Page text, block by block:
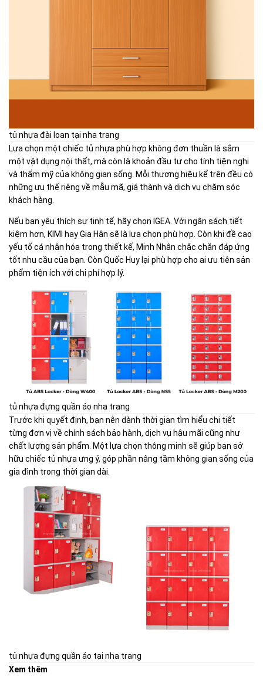
tủ nhựa đài loan tại nha trang
Lựa chọn một chiếc tủ nhựa phù hợp không đơn thuần là sắm
một vật dụng nội thất, mà còn là khoản đầu tư cho tính tiện nghi
và thẩm mỹ của không gian sống. Mỗi thương hiệu kể trên đều có
những ưu thế riêng về mẫu mã, giá thành và dịch vụ chăm sóc
khách hàng.
Nếu bạn yêu thích sự tinh tế, hãy chọn IGEA. Với ngân sách tiết
kiệm hơn, KIMI hay Gia Hân sẽ là lựa chọn phù hợp. Còn khi đề cao
yếu tố cá nhân hóa trong thiết kế, Minh Nhân chắc chắn đáp ứng
tốt nhu cầu của bạn. Còn Quốc Huy lại phù hợp cho ai ưu tiên sản
phẩm tiện ích với chi phí hợp lý.
tủ nhựa đựng quần áo nha trang
Trước khi quyết định, bạn nên dành thời gian tìm hiểu chi tiết
từng đơn vị về chính sách bảo hành, dịch vụ hậu mãi cũng như
chất lượng sản phẩm. Một lựa chọn thông minh sẽ giúp bạn sở
hữu chiếc tủ nhựa ưng ý, góp phần nâng tầm không gian sống của
gia đình trong thời gian dài.
tủ nhựa đựng quần áo tại nha trang
Xem thêm